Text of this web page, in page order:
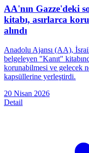
AA'nın Gazze'deki
kitabı, asırlarca
alındı
Anadolu Ajansı (AA),
belgeleyen "Kanıt"
korunabilmesi ve gelecek
kapsüllerine yerleştirdi.
20 Nisan 2026
Detail